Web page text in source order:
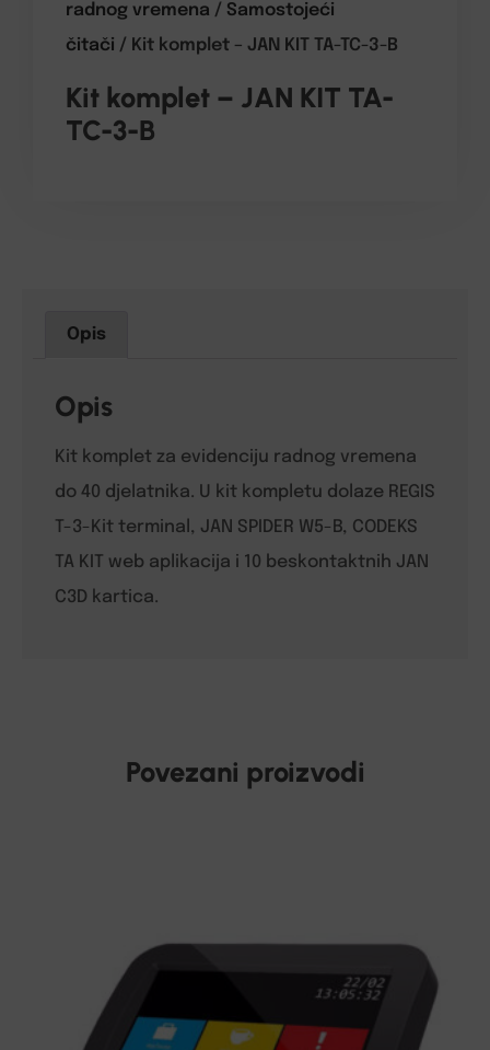
radnog vremena / Samostojeći
čitači / Kit komplet – JAN KIT TA-TC-3-B
Kit komplet – JAN KIT TA-
TC-3-B
Opis
Opis
Kit komplet za evidenciju radnog vremena
do 40 djelatnika. U kit kompletu dolaze REGIS
T-3-Kit terminal, JAN SPIDER W5-B, CODEKS
TA KIT web aplikacija i 10 beskontaktnih JAN
C3D kartica.
Povezani proizvodi